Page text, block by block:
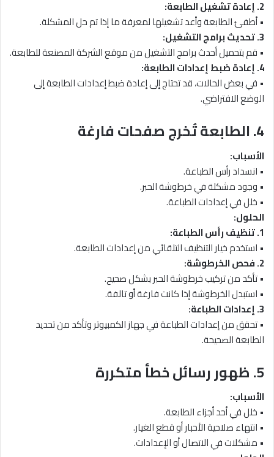
2. إعادة تشغيل الطابعة:
• أطفئ الطابعة وأعد تشغيلها لمعرفة ما إذا تم حل المشكلة.
3. تحديث برامج التشغيل:
• قم بتحميل أحدث برامج التشغيل من موقع الشركة المصنعة للطابعة.
4. إعادة ضبط إعدادات الطابعة:
• في بعض الحالات، قد تحتاج إلى إعادة ضبط إعدادات الطابعة إلى
الوضع الافتراضي.
4. الطابعة تُخرج صفحات فارغة
الأسباب:
• انسداد رأس الطباعة.
• وجود مشكلة في خرطوشة الحبر.
• خلل في إعدادات الطباعة.
الحلول:
1. تنظيف رأس الطباعة:
• استخدم خيار التنظيف التلقائي من إعدادات الطابعة.
2. فحص الخرطوشة:
• تأكد من تركيب خرطوشة الحبر بشكل صحيح.
• استبدل الخرطوشة إذا كانت فارغة أو تالفة.
3. إعدادات الطباعة:
• تحقق من إعدادات الطباعة في جهاز الكمبيوتر وتأكد من تحديد
الطابعة الصحيحة.
5. ظهور رسائل خطأ متكررة
الأسباب:
• خلل في أحد أجزاء الطابعة.
• انتهاء صلاحية الأحبار أو قطع الغيار.
• مشكلات في الاتصال أو الإعدادات.